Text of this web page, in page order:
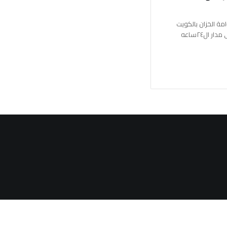
الخزان بالكويت
ابوحسين في خدمتكم واستقبالكم على مدار ال٢٤ساعه